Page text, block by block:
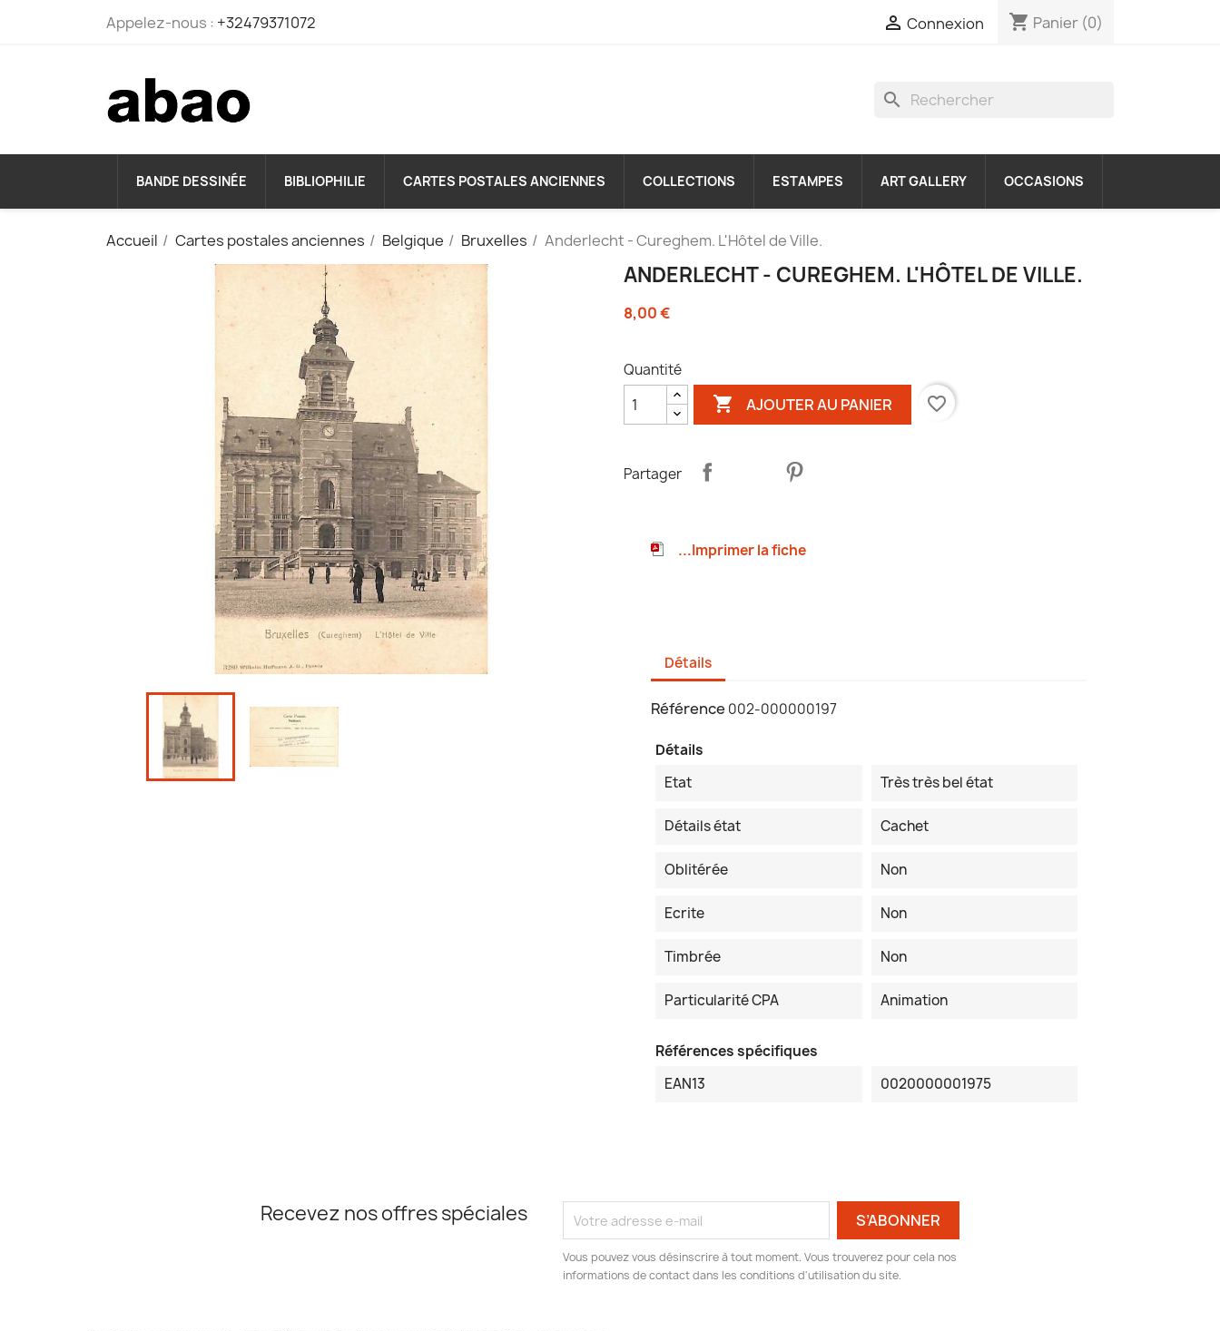
Appelez-nous : +32479371072  Connexion shopping_cart Panier (0)
search
BANDE DESSINÉE BIBLIOPHILIE CARTES POSTALES ANCIENNES COLLECTIONS ESTAMPES ART GALLERY OCCASIONS
Accueil Cartes postales anciennes Belgique Bruxelles Anderlecht - Cureghem. L'Hôtel de Ville.
ANDERLECHT - CUREGHEM. L'HÔTEL DE VILLE.
8,00 €
Quantité
 AJOUTER AU PANIER favorite_border
Partager
...Imprimer la fiche
Détails
Référence 002-000000197
Détails
Etat
Très très bel état
Détails état Cachet
Oblitérée Non
Ecrite Non
Timbrée Non
Particularité CPA Animation
Références spécifiques
EAN13
0020000001975
Recevez nos offres spéciales
Vous pouvez vous désinscrire à tout moment. Vous trouverez pour cela nos
informations de contact dans les conditions d'utilisation du site.